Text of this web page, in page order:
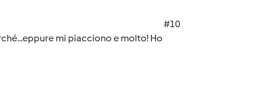
#10
mi piacciono e molto! Ho